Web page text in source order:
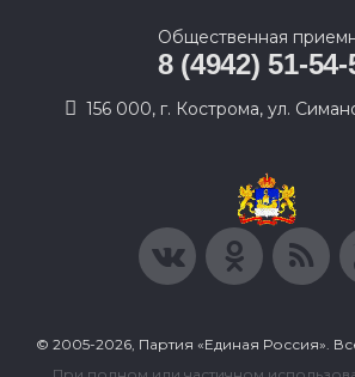
Общественная
8 (4942) 51-54-
156 000, г. Кострома, ул.
© 2005-2026, Партия «Единая Россия».